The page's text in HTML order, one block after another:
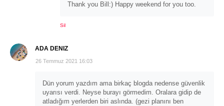
Thank you Bill:) Happy weekend for you too.
Sil
ADA DENIZ
26 Temmuz 2021 16:03
Dün yorum yazdım ama birkaç blogda nedense güvenlik
uyarısı verdi. Neyse burayı görmedim. Oralara gidip de
atladığım yerlerden biri aslında. (gezi planını ben